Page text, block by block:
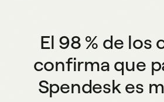
El 98 % de los
confirma que
Spendesk es